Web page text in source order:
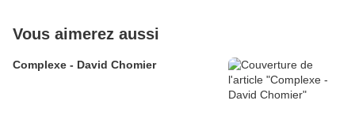
Vous aimerez aussi
Complexe - David Chomier